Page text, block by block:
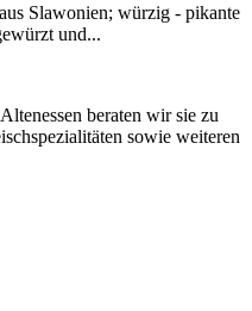
Slawonien; würzig - pikante
und...
beraten wir sie zu
sowie weiteren